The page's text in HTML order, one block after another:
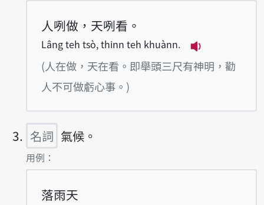
人咧做，天咧看。
Lâng teh tsò, thinn teh khuànn.
播放例句
(人在做，天在看。即舉頭三尺有神明，勸
人不可做虧心事。)
名詞 氣候。
第3項釋義的
用例：
落雨天